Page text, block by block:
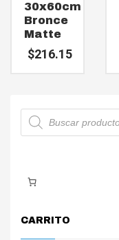
30x60cm
Bronce
Matte
$216.15
Búsqueda
de
productos
CARRITO